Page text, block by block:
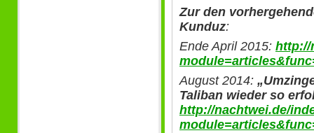
Zur den
Kunduz:
Ende April 2015: http://
August 2014:
Taliban wieder so
http://nachtwei.de/